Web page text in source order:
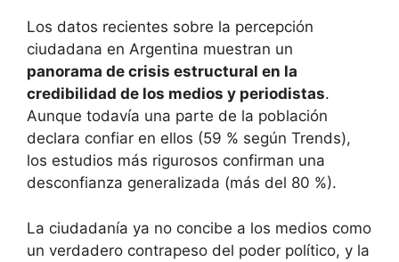
Los datos recientes sobre la percepción
ciudadana en Argentina muestran un
panorama de crisis estructural en la
credibilidad de los medios y periodistas.
Aunque todavía una parte de la población
declara confiar en ellos (59 % según Trends),
los estudios más rigurosos confirman una
desconfianza generalizada (más del 80 %).
La ciudadanía ya no concibe a los medios como
un verdadero contrapeso del poder político, y la